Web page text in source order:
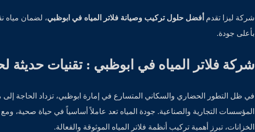
شركة ليزا تقدم أفضل حلول تركيب وصيانة فلاتر المياه في ابوظبي، لضمان مياه
بأعلى جودة.
شركة فلاتر المياه في ابوظبي : تقنيات حديثة
في ظل التطور الحضاري والسكاني المتسارع في إمارة ابوظبي، تزداد الحاجة إلى
المؤسسات التجارية والصناعية. جودة المياه تعد عاملاً أساسياً في حياة صحية، ومع
الخزانات، تبرز أهمية تركيب أنظمة فلاتر المياه الموثوقة والفعالة.